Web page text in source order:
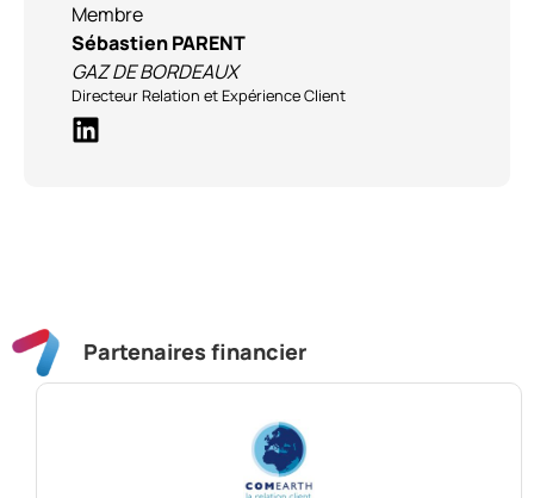
Membre
Sébastien PARENT
GAZ DE BORDEAUX
Directeur Relation et Expérience Client
Partenaires financier